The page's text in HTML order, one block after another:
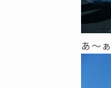
あ～